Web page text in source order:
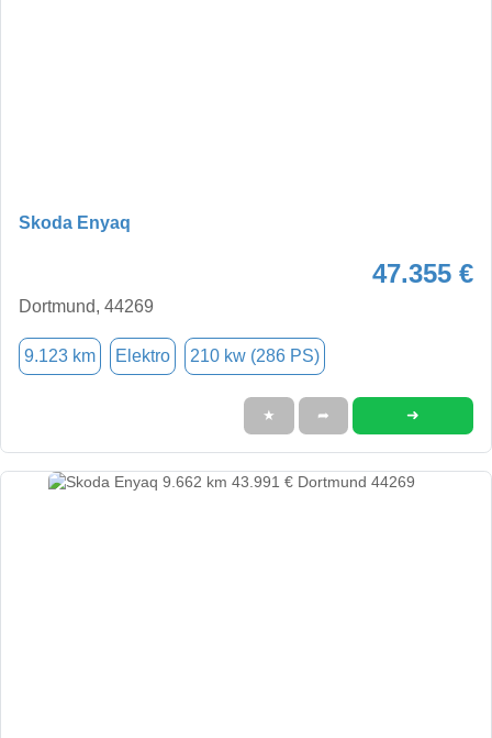
Skoda Enyaq
47.355 €
Dortmund, 44269
9.123 km Elektro 210 kw (286 PS)
★ ➦ ➜